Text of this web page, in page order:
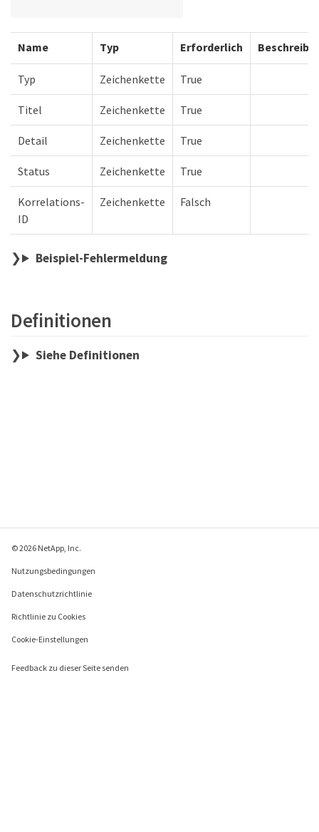
Name Typ Erforderlich
Typ Zeichenkette True
Titel Zeichenkette True
Detail Zeichenkette True
Status Zeichenkette True
Korrelations-
ID
Zeichenkette Falsch
Beispiel-Fehlermeldung
Definitionen
Siehe Definitionen
© 2026 NetApp, Inc.
Nutzungsbedingungen
Datenschutzrichtlinie
Richtlinie zu Cookies
Cookie-Einstellungen
Feedback zu dieser Seite senden